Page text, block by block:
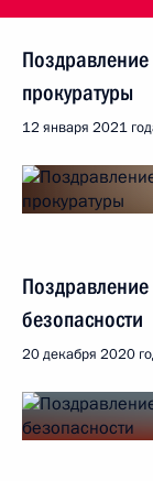
прокуратуры
12 января 2021
безопасности
20 декабря 2020